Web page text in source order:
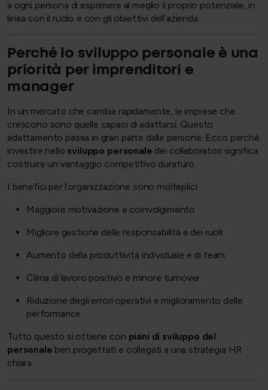
a ogni persona di esprimere al meglio il proprio potenziale, in
linea con il ruolo e con gli obiettivi dell’azienda.
Perché lo sviluppo personale è una
priorità per imprenditori e
manager
In un mercato che cambia rapidamente, le imprese che
crescono sono quelle capaci di adattarsi. Questo
adattamento passa in gran parte dalle persone. Ecco perché
investire nello sviluppo personale dei collaboratori significa
costruire un vantaggio competitivo duraturo.
I benefici per l’organizzazione sono molteplici:
Maggiore motivazione e coinvolgimento
Migliore gestione delle responsabilità e dei ruoli
Aumento della produttività individuale e di team
Clima di lavoro positivo e minore turnover
Riduzione degli errori operativi e miglioramento delle
performance
Tutto questo si ottiene con piani di sviluppo del
personale ben progettati e collegati a una strategia HR
chiara.